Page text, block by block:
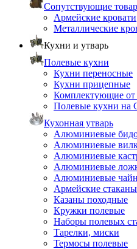
Сопутствующие
Армейские кровати
Металлические
Кухни и утварь
Полевые кухни
Кухни переносные
Кухни прицепные
Комплектующие от
Полевые кухни на
Кухонная утварь
Алюминиевые
Алюминиевые
Алюминиевые
Алюминиевые
Алюминиевые
Армейские стаканы
Казаны походные
Кружки полевые
Наборы полевых
Тарелки, миски
Термосы полевые